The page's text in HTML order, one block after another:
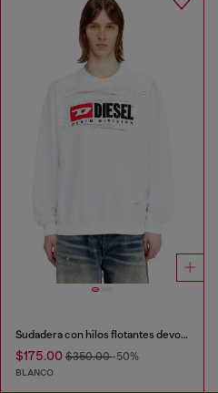
Sudadera con hilos flotantes devoré
$175.00 $350.00-50%
BLANCO